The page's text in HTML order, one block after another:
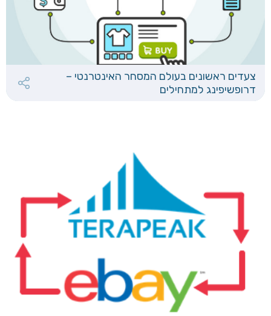
צעדים ראשונים בעולם המסחר האינטרנטי –
דרופשיפינג למתחילים